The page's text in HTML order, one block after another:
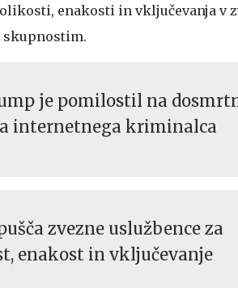
enakosti in vključevanja v
je pomilostil na
internetnega kriminalca
zvezne uslužbence za
enakost in vključevanje